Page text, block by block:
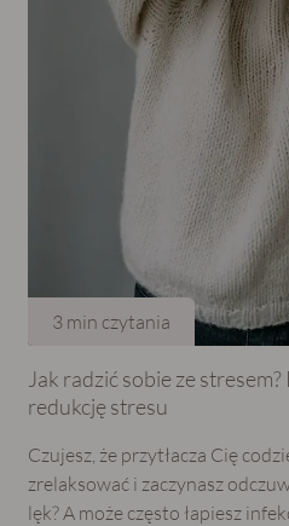
3 min czytania
Jak radzić sobie ze
redukcję stresu
Czujesz, że przytłacza Cię
zrelaksować i zaczynasz
lęk? A może często łapiesz